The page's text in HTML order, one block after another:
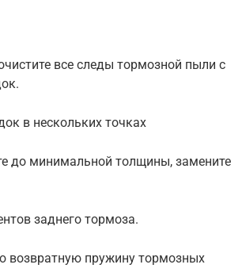
все следы тормозной пыли с
в нескольких точках
до минимальной толщины, замените
заднего тормоза.
возвратную пружину тормозных